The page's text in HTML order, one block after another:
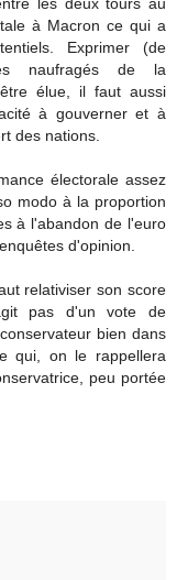
à Macron ce qui a
Exprimer (de
naufragés de la
élue, il faut aussi
à gouverner et à
des nations.
électorale assez
modo à la proportion
à l'abandon de l'euro
d'opinion.
relativiser son score
pas d'un vote de
bien dans
qui, on le rappellera
peu portée